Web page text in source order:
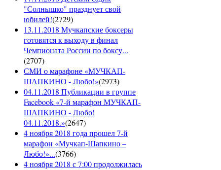
"Солнышко" празднует свой
юбилей!(2729)
13.11.2018 Мучкапские боксеры
готовятся к выходу в финал
Чемпионата России по боксу...
(2707)
СМИ о марафоне «МУЧКАП-
ШАПКИНО - Любо!»(2973)
04.11.2018 Публикации в группе
Facebook «7-й марафон МУЧКАП-
ШАПКИНО - Любо!
04.11.2018.»(2647)
4 ноября 2018 года прошел 7-й
марафон «Мучкап-Шапкино –
Любо!»...(3766)
4 ноября 2018 с 7:00 продолжилась